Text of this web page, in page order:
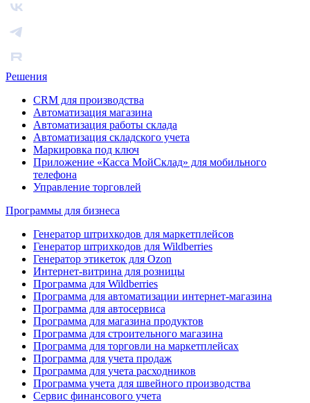
Решения
CRM для производства
Автоматизация магазина
Автоматизация работы склада
Автоматизация складского учета
Маркировка под ключ
Приложение «Касса МойСклад» для мобильного
телефона
Управление торговлей
Программы для бизнеса
Генератор штрихкодов для маркетплейсов
Генератор штрихкодов для Wildberries
Генератор этикеток для Ozon
Интернет-витрина для розницы
Программа для Wildberries
Программа для автоматизации интернет-магазина
Программа для автосервиса
Программа для магазина продуктов
Программа для строительного магазина
Программа для торговли на маркетплейсах
Программа для учета продаж
Программа для учета расходников
Программа учета для швейного производства
Сервис финансового учета